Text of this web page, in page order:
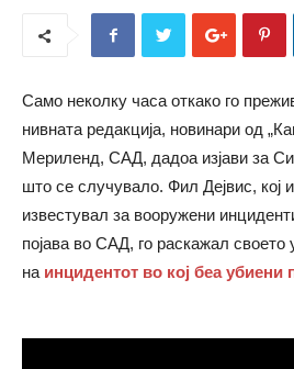
Само неколку часа откако го
нивната редакција, новинари од
Мериленд, САД, дадоа изјави за
што се случувало. Фил Дејвис, кој
известувал за вооружени
појава во САД, го раскажал
на инцидентот во кој беа убиени